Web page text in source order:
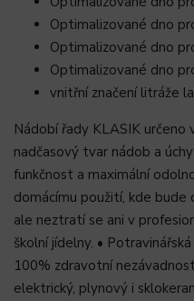
Optimalizované dno
Optimalizované dno
Optimalizované dno
vnitřní značení litráže
Nádobí řady KLASIK určeno
nadčasový tvar nádob a
funkčnost a maximální
domácímu použití, kde
ale neztratí se ani v
školní jídelny. •
100% zdravotní
elektrický, plynový i